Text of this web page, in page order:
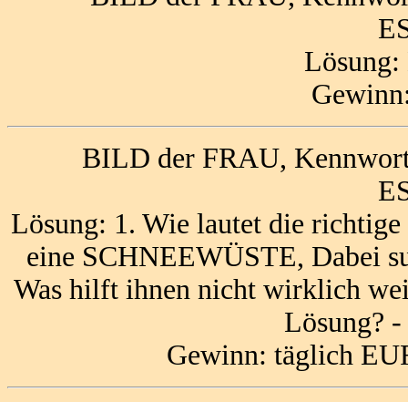
BILD der FRAU,
Lösung: 1. Wie lautet die
eine SCHNEEWÜSTE, Dabei
Was hilft ihnen nicht wirklich
Lösung?
Gewinn: täglich